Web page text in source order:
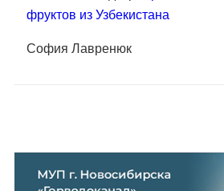
фруктов из Узбекистана
София Лавренюк